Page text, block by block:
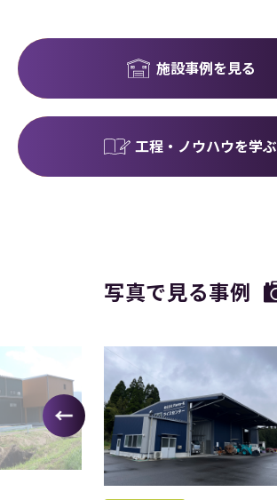
施設事例を見る
工程・ノウハウを学ぶ
写真で見る事例